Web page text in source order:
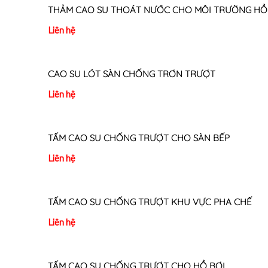
THẢM CAO SU THOÁT NƯỚC CHO MÔI TRƯỜNG
Liên hệ
CAO SU LÓT SÀN CHỐNG TRƠN TRƯỢT
Liên hệ
TẤM CAO SU CHỐNG TRƯỢT CHO SÀN BẾP
Liên hệ
TẤM CAO SU CHỐNG TRƯỢT KHU VỰC PHA CHẾ
Liên hệ